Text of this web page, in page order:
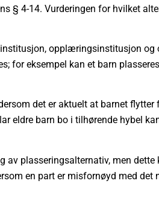
§ 4-14. Vurderingen for hvilket
opplæringsinstitusjon og
for eksempel kan et barn
det er aktuelt at barnet
eldre barn bo i tilhørende hybel
av plasseringsalternativ, men dette
en part er misfornøyd med